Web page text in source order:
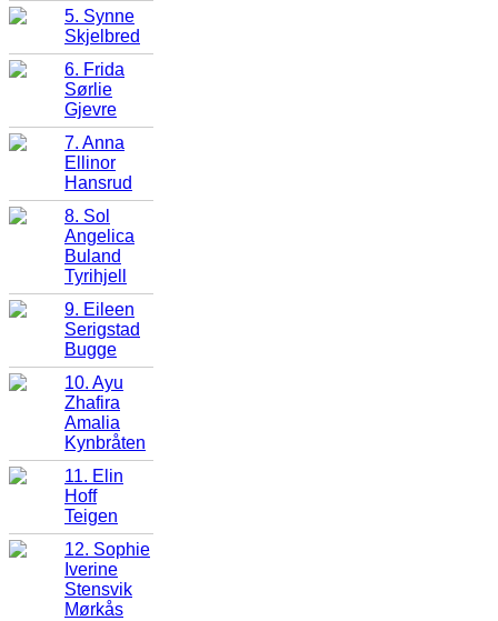
5. Synne
Skjelbred
6. Frida
Sørlie
Gjevre
7. Anna
Ellinor
Hansrud
8. Sol
Angelica
Buland
Tyrihjell
9. Eileen
Serigstad
Bugge
10. Ayu
Zhafira
Amalia
Kynbråten
11. Elin
Hoff
Teigen
12. Sophie
Iverine
Stensvik
Mørkås